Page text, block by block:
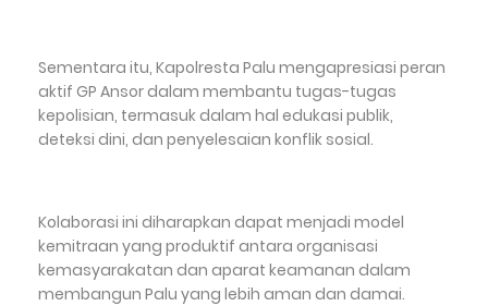
Sementara itu, Kapolresta Palu mengapresiasi peran
aktif GP Ansor dalam membantu tugas-tugas
kepolisian, termasuk dalam hal edukasi publik,
deteksi dini, dan penyelesaian konflik sosial.
Kolaborasi ini diharapkan dapat menjadi model
kemitraan yang produktif antara organisasi
kemasyarakatan dan aparat keamanan dalam
membangun Palu yang lebih aman dan damai.